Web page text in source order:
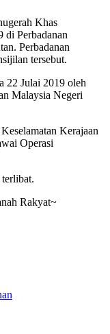
Khas
di Perbadanan
Perbadanan
tersebut.
22 Julai 2019 oleh
Malaysia Negeri
Kerajaan
Operasi
Rakyat~